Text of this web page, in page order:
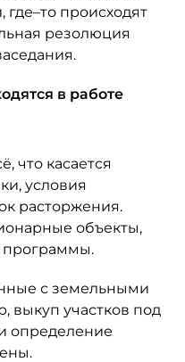
происходят
резолюция
в работе
что касается
условия
расторжения.
объекты,
программы.
с земельными
участков под
определение